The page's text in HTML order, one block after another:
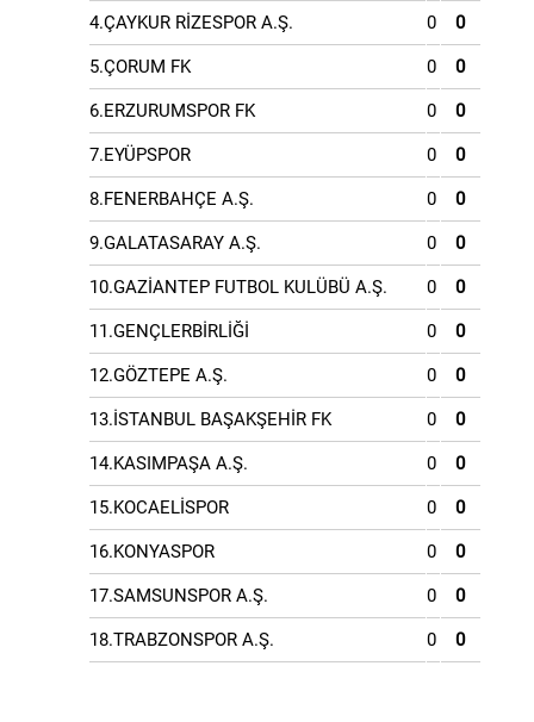
4.ÇAYKUR RİZESPOR A.Ş. 0 0
5.ÇORUM FK 0 0
6.ERZURUMSPOR FK 0 0
7.EYÜPSPOR 0 0
8.FENERBAHÇE A.Ş. 0 0
9.GALATASARAY A.Ş. 0 0
10.GAZİANTEP FUTBOL KULÜBÜ A.Ş. 0 0
11.GENÇLERBİRLİĞİ 0 0
12.GÖZTEPE A.Ş. 0 0
13.İSTANBUL BAŞAKŞEHİR FK 0 0
14.KASIMPAŞA A.Ş. 0 0
15.KOCAELİSPOR 0 0
16.KONYASPOR 0 0
17.SAMSUNSPOR A.Ş. 0 0
18.TRABZONSPOR A.Ş. 0 0